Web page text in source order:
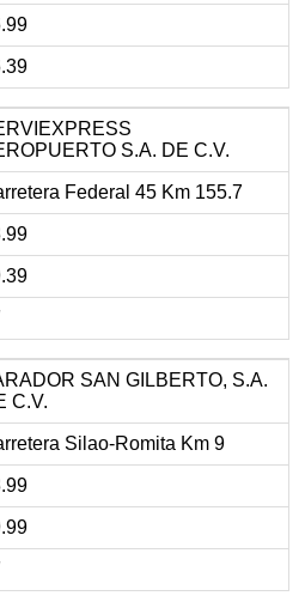
S.A. DE C.V.
Federal 45 Km 155.7
SAN GILBERTO, S.A.
C.V.
Silao-Romita Km 9